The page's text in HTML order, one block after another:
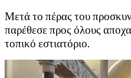
Μετά το πέρας του
παρέθεσε προς όλους
τοπικό εστιατόριο.